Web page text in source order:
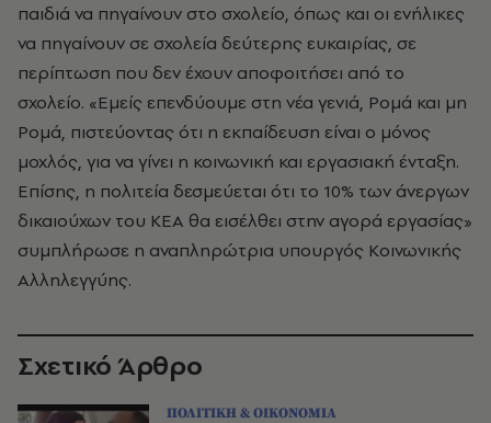
παιδιά να πηγαίνουν στο σχολείο, όπως και οι ενήλικες
να πηγαίνουν σε σχολεία δεύτερης ευκαιρίας, σε
περίπτωση που δεν έχουν αποφοιτήσει από το
σχολείο. «Εμείς επενδύουμε στη νέα γενιά, Ρομά και μη
Ρομά, πιστεύοντας ότι η εκπαίδευση είναι ο μόνος
μοχλός, για να γίνει η κοινωνική και εργασιακή ένταξη.
Επίσης, η πολιτεία δεσμεύεται ότι το 10% των άνεργων
δικαιούχων του ΚΕΑ θα εισέλθει στην αγορά εργασίας»
συμπλήρωσε η αναπληρώτρια υπουργός Κοινωνικής
Αλληλεγγύης.
Σχετικό Άρθρο
ΠΟΛΙΤΙΚΗ & ΟΙΚΟΝΟΜΙΑ